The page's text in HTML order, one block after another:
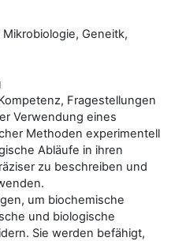
Geneitk,
Fragestellungen
Verwendung eines
Methoden experimentell
Abläufe in ihren
zu beschreiben und
um biochemische
und biologische
Sie werden befähigt,